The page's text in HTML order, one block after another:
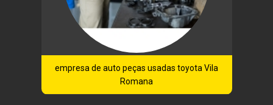
empresa de auto peças usadas toyota Vila
Romana